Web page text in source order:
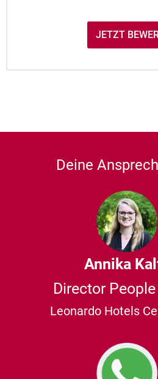
JETZT
Deine
Annika
Director
Leonardo Hotels